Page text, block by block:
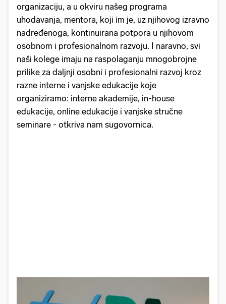
organizaciju, a u okviru našeg programa
uhodavanja, mentora, koji im je, uz njihovog izravno
nadređenoga, kontinuirana potpora u njihovom
osobnom i profesionalnom razvoju. I naravno, svi
naši kolege imaju na raspolaganju mnogobrojne
prilike za daljnji osobni i profesionalni razvoj kroz
razne interne i vanjske edukacije koje
organiziramo: interne akademije, in-house
edukacije, online edukacije i vanjske stručne
seminare - otkriva nam sugovornica.